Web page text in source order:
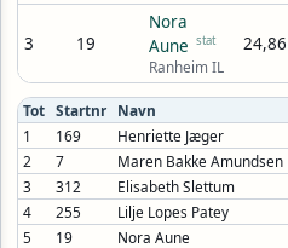
3 19
Nora
Aune stat
Ranheim IL
24,86
Tot Startnr Navn
1
169 Henriette Jæger
2
7 Maren Bakke Amundsen
3
312 Elisabeth Slettum
4
255 Lilje Lopes Patey
5
19 Nora Aune